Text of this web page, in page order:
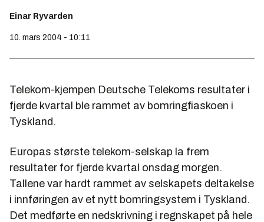
Einar Ryvarden
10. mars 2004 - 10:11
Telekom-kjempen Deutsche Telekoms resultater i
fjerde kvartal ble rammet av bomringfiaskoen i
Tyskland.
Europas største telekom-selskap la frem
resultater for fjerde kvartal onsdag morgen.
Tallene var hardt rammet av selskapets deltakelse
i innføringen av et nytt bomringsystem i Tyskland.
Det medførte en nedskrivning i regnskapet på hele